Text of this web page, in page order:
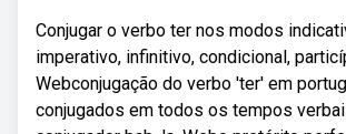
Conjugar o verbo ter nos modos
imperativo, infinitivo, condicional,
Webconjugação do verbo 'ter' em
conjugados em todos os tempos